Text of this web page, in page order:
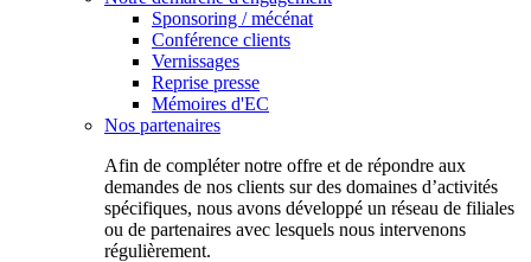
Sponsoring / mécénat
Conférence clients
Vernissages
Reprise presse
Mémoires d'EC
Nos partenaires
Afin de compléter notre offre et de répondre aux
demandes de nos clients sur des domaines d’activités
spécifiques, nous avons développé un réseau de filiales
ou de partenaires avec lesquels nous intervenons
régulièrement.